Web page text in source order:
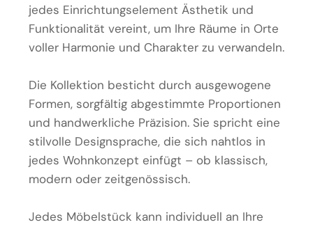
jedes Einrichtungselement Ästhetik und
Funktionalität vereint, um Ihre Räume in Orte
voller Harmonie und Charakter zu verwandeln.
Die Kollektion besticht durch ausgewogene
Formen, sorgfältig abgestimmte Proportionen
und handwerkliche Präzision. Sie spricht eine
stilvolle Designsprache, die sich nahtlos in
jedes Wohnkonzept einfügt – ob klassisch,
modern oder zeitgenössisch.
Jedes Möbelstück kann individuell an Ihre